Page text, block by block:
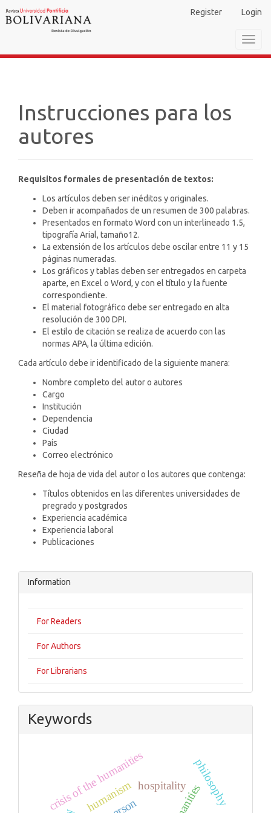
Navigation
Sidebar
Register Login
Instrucciones para los
autores
Requisitos formales de presentación de textos:
Los artículos deben ser inéditos y originales.
Deben ir acompañados de un resumen de 300 palabras.
Presentados en formato Word con un interlineado 1.5,
tipografía Arial, tamaño12.
La extensión de los artículos debe oscilar entre 11 y 15
páginas numeradas.
Los gráficos y tablas deben ser entregados en carpeta
aparte, en Excel o Word, y con el título y la fuente
correspondiente.
El material fotográfico debe ser entregado en alta
resolución de 300 DPI.
El estilo de citación se realiza de acuerdo con las
normas APA, la última edición.
Cada artículo debe ir identificado de la siguiente manera:
Nombre completo del autor o autores
Cargo
Institución
Dependencia
Ciudad
País
Correo electrónico
Reseña de hoja de vida del autor o los autores que contenga:
Títulos obtenidos en las diferentes universidades de
pregrado y postgrados
Experiencia académica
Experiencia laboral
Publicaciones
Information
For Readers
For Authors
For Librarians
Keywords
hospitality
humanism
crisis of the humanities philosophy